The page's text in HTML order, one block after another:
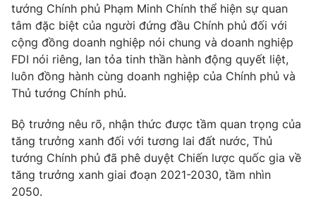
tướng Chính phủ Phạm Minh Chính thể hiện sự quan
tâm đặc biệt của người đứng đầu Chính phủ đối với
cộng đồng doanh nghiệp nói chung và doanh nghiệp
FDI nói riêng, lan tỏa tinh thần hành động quyết liệt,
luôn đồng hành cùng doanh nghiệp của Chính phủ và
Thủ tướng Chính phủ.
Bộ trưởng nêu rõ, nhận thức được tầm quan trọng của
tăng trưởng xanh đối với tương lai đất nước, Thủ
tướng Chính phủ đã phê duyệt Chiến lược quốc gia về
tăng trưởng xanh giai đoạn 2021-2030, tầm nhìn
2050.